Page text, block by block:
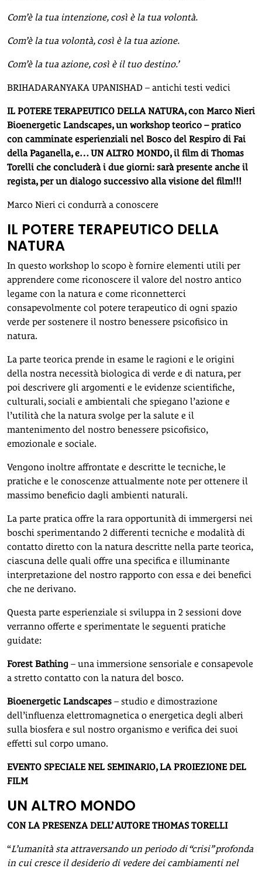
Com’è la tua intenzione, così è la tua volontà.
Com’è la tua volontà, così è la tua azione.
Com’è la tua azione, così è il tuo destino.’
BRIHADARANYAKA UPANISHAD – antichi testi vedici
IL POTERE TERAPEUTICO DELLA NATURA, con Marco Nieri
Bioenergetic Landscapes, un workshop teorico – pratico
con camminate esperienziali nel Bosco del Respiro di Fai
della Paganella, e… UN ALTRO MONDO, il film di Thomas
Torelli che concluderà i due giorni: sarà presente anche il
regista, per un dialogo successivo alla visione del film!!!
Marco Nieri ci condurrà a conoscere
IL POTERE TERAPEUTICO DELLA
NATURA
In questo workshop lo scopo è fornire elementi utili per
apprendere come riconoscere il valore del nostro antico
legame con la natura e come riconnetterci
consapevolmente col potere terapeutico di ogni spazio
verde per sostenere il nostro benessere psicofisico in
natura.
La parte teorica prende in esame le ragioni e le origini
della nostra necessità biologica di verde e di natura, per
poi descrivere gli argomenti e le evidenze scientifiche,
culturali, sociali e ambientali che spiegano l’azione e
l’utilità che la natura svolge per la salute e il
mantenimento del nostro benessere psicofisico,
emozionale e sociale.
Vengono inoltre affrontate e descritte le tecniche, le
pratiche e le conoscenze attualmente note per ottenere il
massimo beneficio dagli ambienti naturali.
La parte pratica offre la rara opportunità di immergersi nei
boschi sperimentando 2 differenti tecniche e modalità di
contatto diretto con la natura descritte nella parte teorica,
ciascuna delle quali offre una specifica e illuminante
interpretazione del nostro rapporto con essa e dei benefici
che ne derivano.
Questa parte esperienziale si sviluppa in 2 sessioni dove
verranno offerte e sperimentate le seguenti pratiche
guidate:
Forest Bathing – una immersione sensoriale e consapevole
a stretto contatto con la natura del bosco.
Bioenergetic Landscapes – studio e dimostrazione
dell’influenza elettromagnetica o energetica degli alberi
sulla biosfera e sul nostro organismo e verifica dei suoi
effetti sul corpo umano.
EVENTO SPECIALE NEL SEMINARIO, LA PROIEZIONE DEL
FILM
UN ALTRO MONDO
CON LA PRESENZA DELL’ AUTORE THOMAS TORELLI
“L’umanità sta attraversando un periodo di “crisi” profonda
in cui cresce il desiderio di vedere dei cambiamenti nel